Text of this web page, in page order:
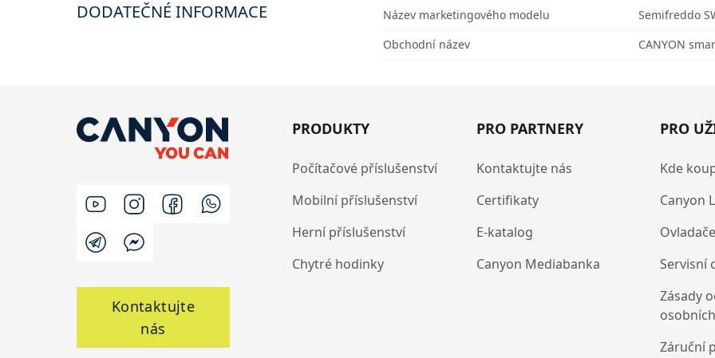
DODATEČNÉ INFORMACE Název marketingového modelu
Semifreddo
Obchodní název
CANYON
Kontaktujte
nás
PRODUKTY
Počítačové příslušenství
Mobilní příslušenství
Herní příslušenství
Chytré hodinky
PRO PARTNERY
Kontaktujte nás
Certifikaty
E-katalog
Canyon Mediabanka
PRO
Kde
Canyon
Servisní
Zásady
Záruční